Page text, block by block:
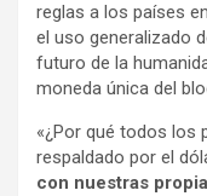
k
p
reglas a los países
el uso generalizado
futuro de la
moneda única del
«¿Por qué todos los
respaldado por el
con nuestras